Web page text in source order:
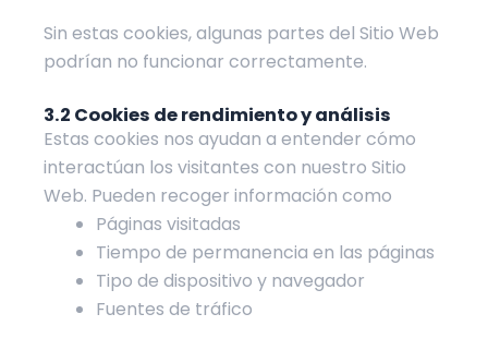
Sin estas cookies, algunas partes del Sitio Web
podrían no funcionar correctamente.
3.2 Cookies de rendimiento y análisis
Estas cookies nos ayudan a entender cómo
interactúan los visitantes con nuestro Sitio
Web. Pueden recoger información como
Páginas visitadas
Tiempo de permanencia en las páginas
Tipo de dispositivo y navegador
Fuentes de tráfico